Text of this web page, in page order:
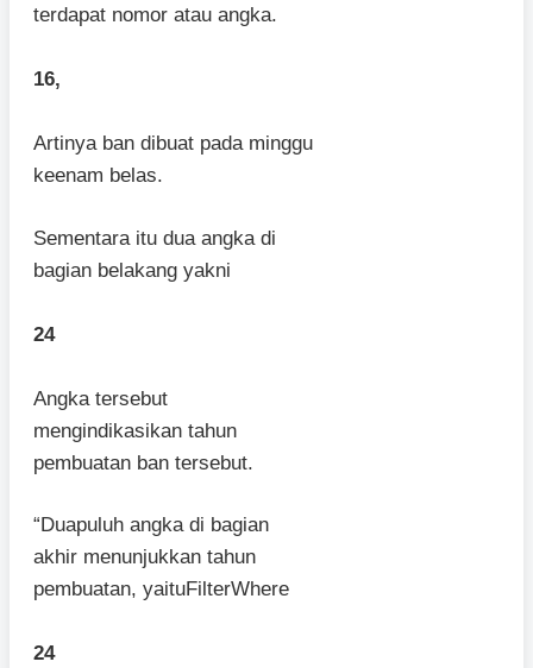
terdapat nomor atau angka.
16,
Artinya ban dibuat pada minggu
keenam belas.
Sementara itu dua angka di
bagian belakang yakni
24
Angka tersebut
mengindikasikan tahun
pembuatan ban tersebut.
“Duapuluh angka di bagian
akhir menunjukkan tahun
pembuatan, yaituFilterWhere
24